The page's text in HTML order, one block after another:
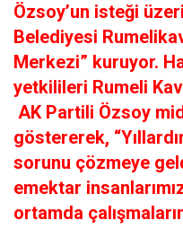
Özsoy’un isteği
Belediyesi
Merkezi” kuruyor.
yetkilileri Rumeli
AK Partili Özsoy
göstererek,
sorunu çözmeye
emektar
ortamda